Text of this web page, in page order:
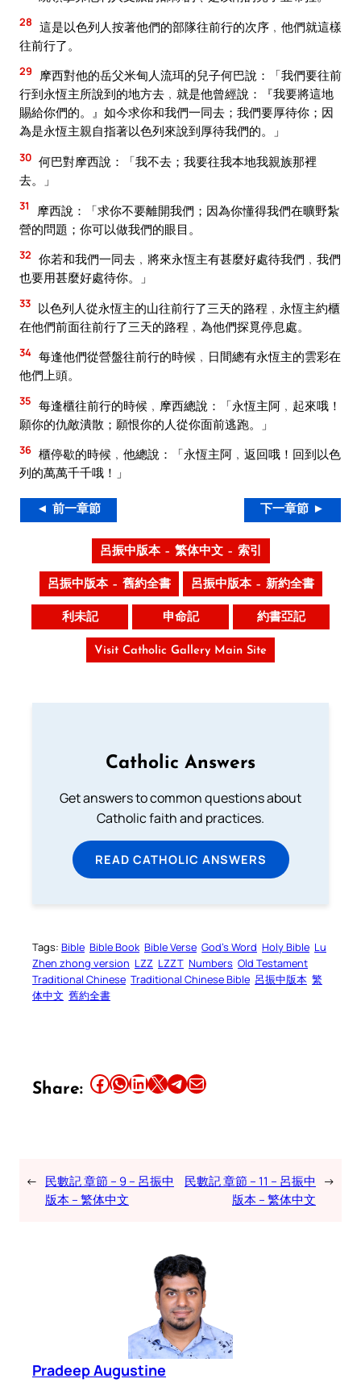
28 這是以色列人按著他們的部隊往前行的次序﹐他們就這樣
往前行了。
29
摩西對他的岳父米甸人流珥的兒子何巴說：「我們要往前
行到永恆主所說到的地方去﹐就是他曾經說：『我要將這地
賜給你們的。』如今求你和我們一同去；我們要厚待你；因
為是永恆主親自指著以色列來說到厚待我們的。」
30 何巴對摩西說：「我不去；我要往我本地我親族那裡
去。」
31
摩西說：「求你不要離開我們；因為你懂得我們在曠野紮
營的問題；你可以做我們的眼目。
32 你若和我們一同去﹐將來永恆主有甚麼好處待我們﹐我們
也要用甚麼好處待你。」
33 以色列人從永恆主的山往前行了三天的路程﹐永恆主約櫃
在他們前面往前行了三天的路程﹐為他們探覓停息處。
34 每逢他們從營盤往前行的時候﹐日間總有永恆主的雲彩在
他們上頭。
35 每逢櫃往前行的時候﹐摩西總說：「永恆主阿﹐起來哦！
願你的仇敵潰散；願恨你的人從你面前逃跑。」
36 櫃停歇的時候﹐他總說：「永恆主阿﹐返回哦！回到以色
列的萬萬千千哦！」
◄ 前一章節 下一章節 ►
呂振中版本 – 繁体中文 – 索引
呂振中版本 – 舊約全書 呂振中版本 – 新約全書
利未記 申命記 約書亞記
Visit Catholic Gallery Main Site
Catholic Answers
Get answers to common questions about
Catholic faith and practices.
READ CATHOLIC ANSWERS
Tags: Bible Bible Book Bible Verse God’s Word Holy Bible Lu
Zhen zhong version LZZ LZZT Numbers Old Testament
Traditional Chinese Traditional Chinese Bible 呂振中版本 繁
体中文 舊約全書
Share: Share this article on Facebook Share this article on WhatsApp Share this article on LinkedIn Share this article on X Share this article on TelegramEmail this Article
← 民數記 章節 – 9 – 呂振中
版本 – 繁体中文
民數記 章節 – 11 – 呂振中
版本 – 繁体中文
→
Pradeep Augustine